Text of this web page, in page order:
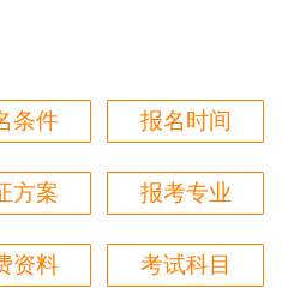
交通运输部 水利部 人
发〈造价工程师职业资格
职业资格考试实施办法〉
67号）、《住房城乡建
资格考试有关工作的说
解的语言最重要！
讲的多非常好
条件 报名时间
方案 报考专业
资料 考试科目